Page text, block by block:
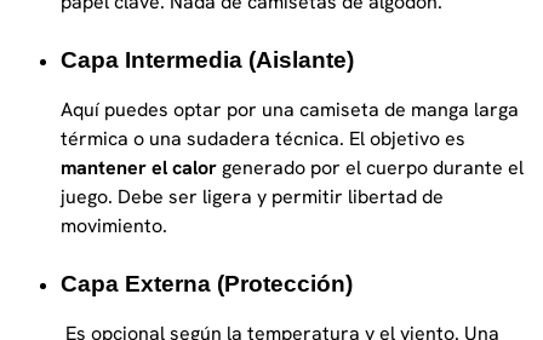
Capa Intermedia (aislante)
Aquí puedes optar por una camiseta de manga larga
térmica o una sudadera técnica. El objetivo es
mantener el calor generado por el cuerpo durante el
juego. Debe ser ligera y permitir libertad de
movimiento.
Capa Externa (protección)
Es opcional según la temperatura y el viento. Una